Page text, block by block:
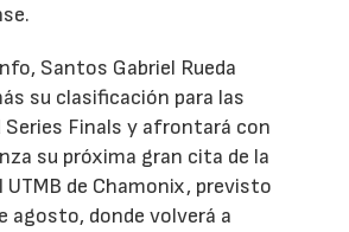
Santos Gabriel Rueda
su clasificación para las
Series Finals y afrontará con
su próxima gran cita de la
UTMB de Chamonix, previsto
agosto, donde volverá a